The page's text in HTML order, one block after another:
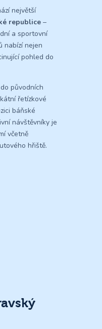
největší
republice –
a sportovní
nabízí nejen
pohled do
původních
řetízkové
báňské
návštěvníky je
včetně
hřiště.